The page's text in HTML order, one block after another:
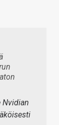
Nvidian